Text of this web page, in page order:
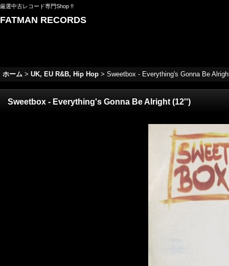
厳選中古レコード専門Shop !!
FATMAN RECORDS
ホーム > UK, EU R&B, Hip Hop > Sweetbox - Everything's Gonna Be
Sweetbox - Everything's Gonna Be Alright (12'')